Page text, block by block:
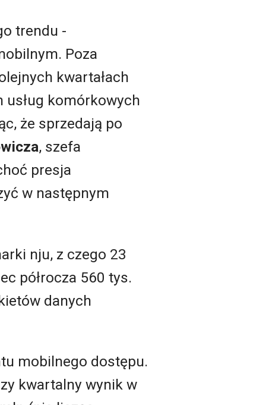
trendu -
Poza
kwartałach
usług komórkowych
że sprzedają po
, szefa
presja
w następnym
nju, z czego 23
półrocza 560 tys.
danych
mobilnego dostępu.
kwartalny wynik w